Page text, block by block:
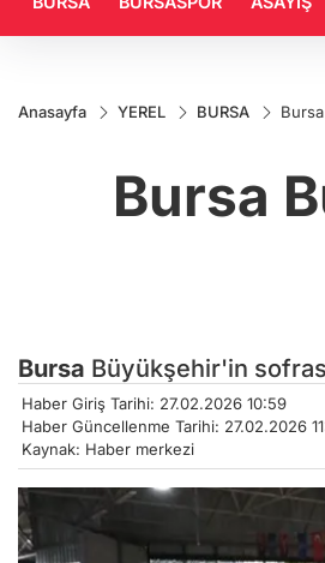
Anasayfa YEREL BURSA
Bursa
Bursa Büyükşehir'in
Haber Giriş Tarihi: 27.02.2026 10:59
Haber Güncellenme Tarihi: 27.02.2026
Kaynak: Haber merkezi